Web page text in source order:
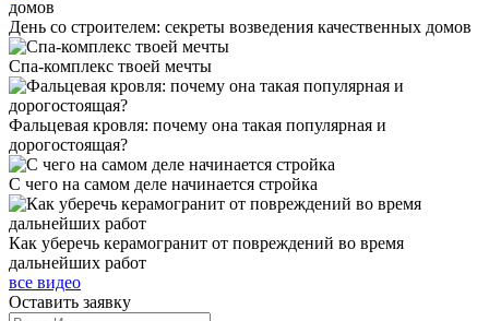
День со строителем: секреты возведения качественных домов
Спа-комплекс твоей мечты
Фальцевая кровля: почему она такая популярная и
дорогостоящая?
С чего на самом деле начинается стройка
Как уберечь керамогранит от повреждений во время
дальнейших работ
все видео
Оставить заявку